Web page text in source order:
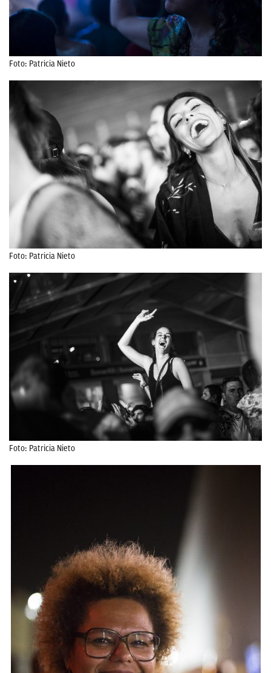
Foto: Patricia Nieto
Foto: Patricia Nieto
Foto: Patricia Nieto